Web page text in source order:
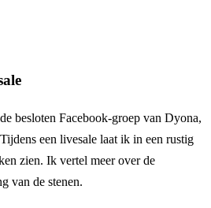
besloten Facebook-groep van Dyona,
een livesale laat ik in een rustig
zien. Ik vertel meer over de
van de stenen.